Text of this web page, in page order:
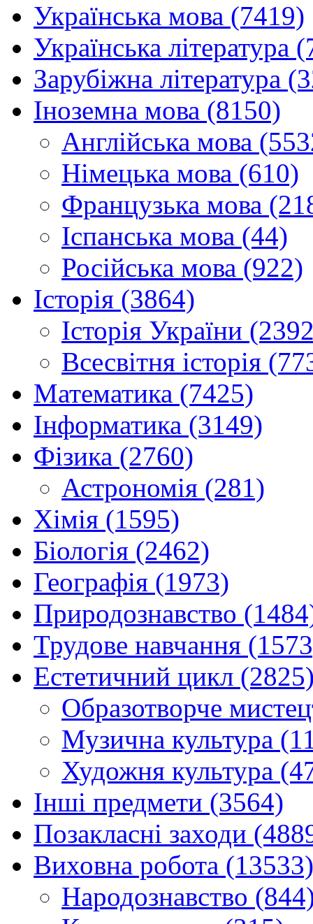
Українська мова (7419)
Українська література
Зарубіжна література
Іноземна мова (8150)
Англійська мова
Німецька мова (610)
Французька мова
Іспанська мова (44)
Російська мова (922)
Історія (3864)
Історія України
Всесвітня історія
Математика (7425)
Інформатика (3149)
Фізика (2760)
Астрономія (281)
Хімія (1595)
Біологія (2462)
Географія (1973)
Природознавство
Трудове навчання
Естетичний цикл
Образотворче
Музична культура
Художня культура
Інші предмети (3564)
Позакласні заходи
Виховна робота (13533)
Народознавство